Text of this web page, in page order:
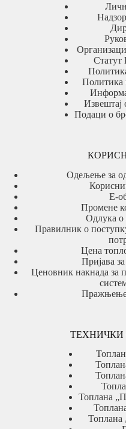
Статут
Политика
Извештај
Подаци о
Одељење за
Е-
Промене
Одлука о
Правилник о
Цена
Пријава
Ценовник накнада за
Пражњење
ТЕХНИЧКИ
Топлана
Топлана